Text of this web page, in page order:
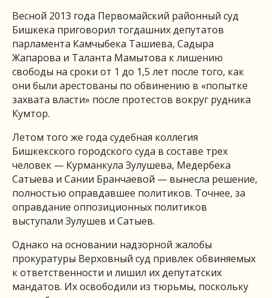
Весной 2013 года Первомайский районный суд
Бишкека приговорил тогдашних депутатов
парламента Камчыбека Ташиева, Садыра
Жапарова и Таланта Мамытова к лишению
свободы на сроки от 1 до 1,5 лет после того, как
они были арестованы по обвинению в «попытке
захвата власти» после протестов вокруг рудника
Кумтор.
Летом того же года судебная коллегия
Бишкекского городского суда в составе трех
человек — Курманкула Зулушева, Медербека
Сатыева и Сании Бранчаевой — вынесла решение,
полностью оправдавшее политиков. Точнее, за
оправдание оппозиционных политиков
выступали Зулушев и Сатыев.
Однако на основании надзорной жалобы
прокуратуры Верховный суд привлек обвиняемых
к ответственности и лишил их депутатских
мандатов. Их освободили из тюрьмы, поскольку